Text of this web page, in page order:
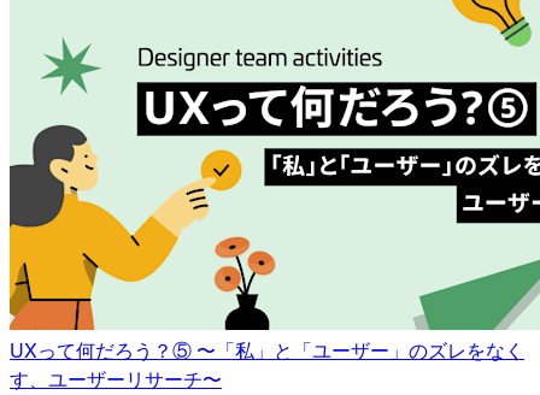
UXって何だろう？⑤ 〜「私」と「ユーザー」のズレをなく
す、ユーザーリサーチ〜